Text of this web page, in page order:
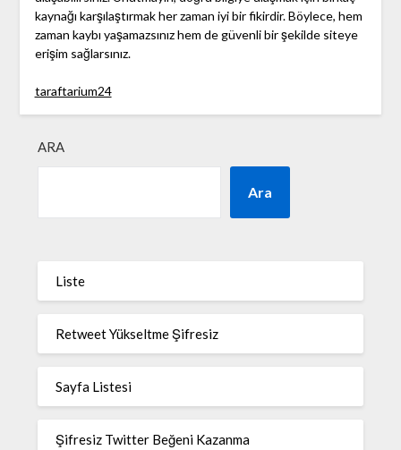
kaynağı karşılaştırmak her zaman iyi bir fikirdir. Böylece, hem
zaman kaybı yaşamazsınız hem de güvenli bir şekilde siteye
erişim sağlarsınız.
taraftarium24
ARA
Ara
Liste
Retweet Yükseltme Şifresiz
Sayfa Listesi
Şifresiz Twitter Beğeni Kazanma